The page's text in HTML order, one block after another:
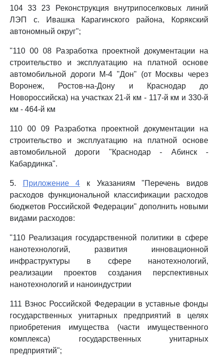
104 33 23 Реконструкция внутрипоселковых линий
ЛЭП с. Ивашка Карагинского района, Корякский
автономный округ";
"110 00 08 Разработка проектной документации на
строительство и эксплуатацию на платной основе
автомобильной дороги М-4 "Дон" (от Москвы через
Воронеж, Ростов-на-Дону и Краснодар до
Новороссийска) на участках 21-й км - 117-й км и 330-й
км - 464-й км
110 00 09 Разработка проектной документации на
строительство и эксплуатацию на платной основе
автомобильной дороги "Краснодар - Абинск -
Кабардинка".
5. Приложение 4 к Указаниям "Перечень видов
расходов функциональной классификации расходов
бюджетов Российской Федерации" дополнить новыми
видами расходов:
"110 Реализация государственной политики в сфере
нанотехнологий, развития инновационной
инфраструктуры в сфере нанотехнологий,
реализации проектов создания перспективных
нанотехнологий и наноиндустрии
111 Взнос Российской Федерации в уставные фонды
государственных унитарных предприятий в целях
приобретения имущества (части имущественного
комплекса) государственных унитарных
предприятий";